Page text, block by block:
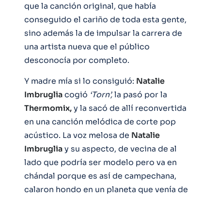
que la canción original, que había
conseguido el cariño de toda esta gente,
sino además la de impulsar la carrera de
una artista nueva que el público
desconocía por completo.
Y madre mía si lo consiguió: Natalie
Imbrugliacogió ‘Torn’,la pasó por la
Thermomix,y la sacó de allí reconvertida
en una canción melódica de corte pop
acústico. La voz melosa de Natalie
Imbrugliay su aspecto, de vecina de al
lado que podría ser modelo pero va en
chándal porque es así de campechana,
calaron hondo en un planeta que venía de